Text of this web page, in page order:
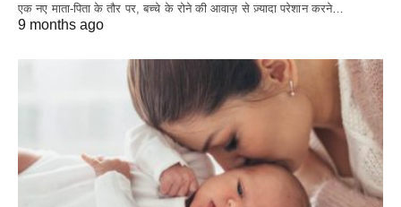
एक नए माता-पिता के तौर पर, बच्चे के रोने की आवाज़ से ज़्यादा परेशान करने…
9 months ago